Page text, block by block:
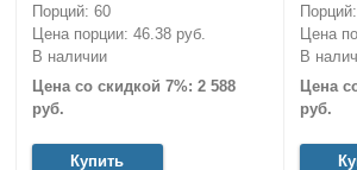
Порций: 60
Цена порции: 46.38 руб.
В наличии
Цена со скидкой 7%: 2 588
руб.
Купить
Цена
В
Цена
руб.